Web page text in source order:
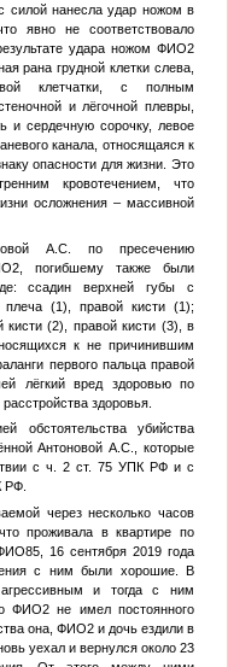
силой нанесла удар ножом в
явно не соответствовало
удара ножомФИО2
рана грудной клетки слева,
клетчатки, с полным
и лёгочной плевры,
и сердечную сорочку, левое
канала, относящаяся к
опасности для жизни. Это
кровотечением, что
осложнения – массивной
А.С. по пресечению
, погибшему также были
ссадин верхней губы с
плеча (1), правой кисти (1);
кисти (2), правой кисти (3), в
к не причинившим
первого пальца правой
лёгкий вред здоровью по
здоровья.
обстоятельства убийства
Антоновой А.С., которые
с ч. 2 ст. 75 УПК РФ и с
РФ.
через несколько часов
проживала в квартире по
, 16 сентября 2019 года
с ним были хорошие. В
и тогда с ним
ФИО2 не имел постоянного
она,ФИО2 и дочь ездили в
уехал и вернулся около 23